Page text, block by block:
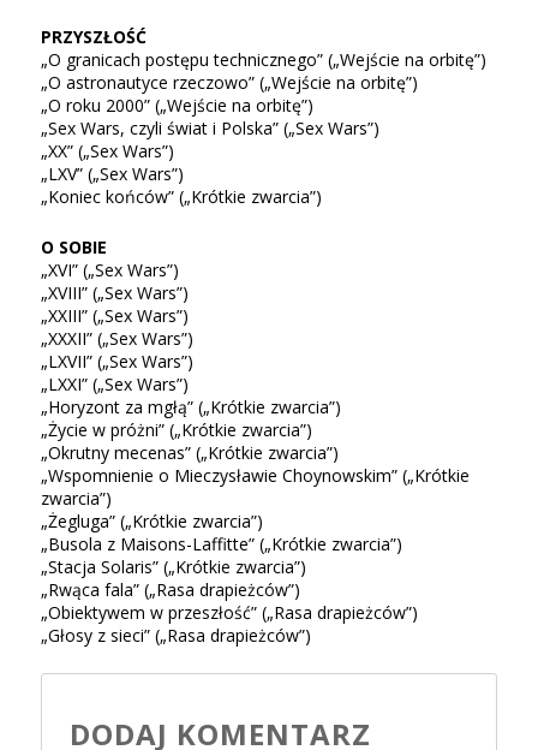
PRZYSZŁOŚĆ
„O granicach postępu technicznego” („Wejście na orbitę”)
„O astronautyce rzeczowo” („Wejście na orbitę”)
„O roku 2000” („Wejście na orbitę”)
„Sex Wars, czyli świat i Polska” („Sex Wars”)
„XX” („Sex Wars”)
„LXV” („Sex Wars”)
„Koniec końców” („Krótkie zwarcia”)
O SOBIE
„XVI” („Sex Wars”)
„XVIII” („Sex Wars”)
„XXIII” („Sex Wars”)
„XXXII” („Sex Wars”)
„LXVII” („Sex Wars”)
„LXXI” („Sex Wars”)
„Horyzont za mgłą” („Krótkie zwarcia”)
„Życie w próżni” („Krótkie zwarcia”)
„Okrutny mecenas” („Krótkie zwarcia”)
„Wspomnienie o Mieczysławie Choynowskim” („Krótkie
zwarcia”)
„Żegluga” („Krótkie zwarcia”)
„Busola z Maisons-Laffitte” („Krótkie zwarcia”)
„Stacja Solaris” („Krótkie zwarcia”)
„Rwąca fala” („Rasa drapieżców”)
„Obiektywem w przeszłość” („Rasa drapieżców”)
„Głosy z sieci” („Rasa drapieżców”)
DODAJ KOMENTARZ